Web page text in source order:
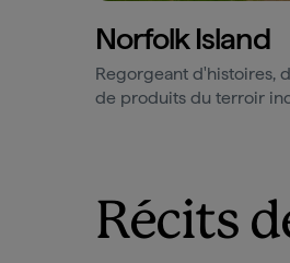
Norfolk Island
Regorgeant d'histoires,
de produits du terroir
Récits